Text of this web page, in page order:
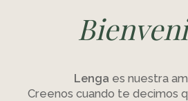
Lenga es nuestra
Creenos cuando te decimos